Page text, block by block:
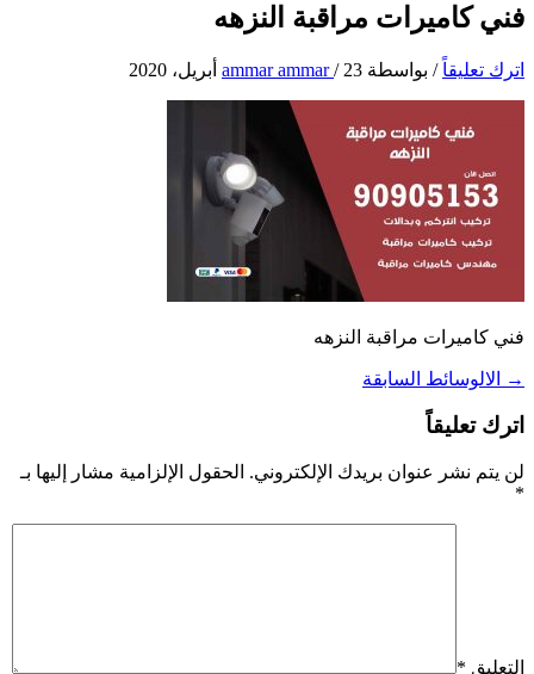
فني كاميرات مراقبة النزهه
اترك تعليقاً / بواسطة ammar ammar/ 23 أبريل، 2020
فني كاميرات مراقبة النزهه
→ الالوسائط السابقة
اترك تعليقاً
لن يتم نشر عنوان بريدك الإلكتروني. الحقول الإلزامية مشار إليها بـ
*
التعليق *